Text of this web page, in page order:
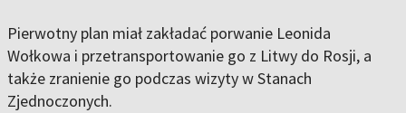
Pierwotny plan miał zakładać porwanie Leonida
Wołkowa i przetransportowanie go z Litwy do Rosji, a
także zranienie go podczas wizyty w Stanach
Zjednoczonych.